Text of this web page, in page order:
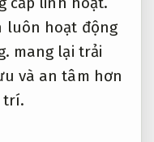
luôn hoạt động
mang lại trải
và an tâm hơn
trí.